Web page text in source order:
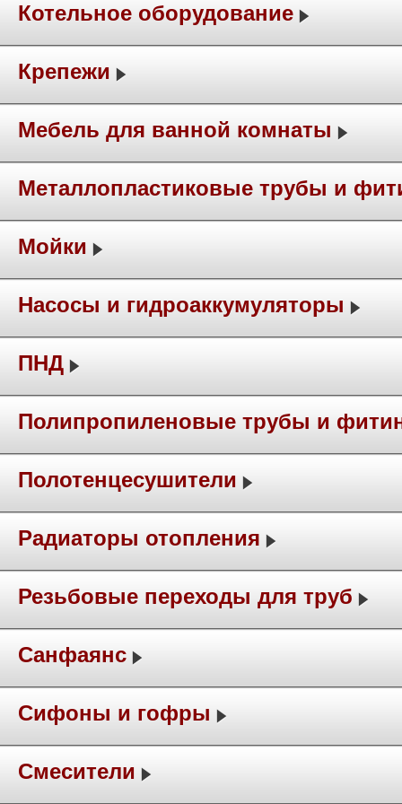
Котельное оборудование
Крепежи
Мебель для ванной комнаты
Металлопластиковые трубы и
Мойки
Насосы и гидроаккумуляторы
ПНД
Полипропиленовые трубы и
Полотенцесушители
Радиаторы отопления
Резьбовые переходы для труб
Санфаянс
Сифоны и гофры
Смесители